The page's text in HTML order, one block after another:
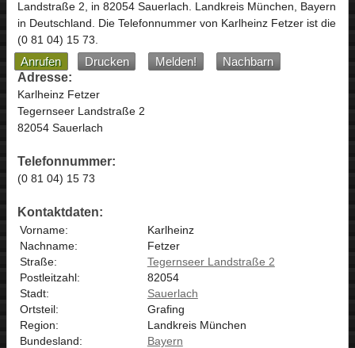
Landstraße 2, in 82054 Sauerlach. Landkreis München, Bayern
in Deutschland. Die Telefonnummer von Karlheinz Fetzer ist die
(0 81 04) 15 73.
Anrufen Drucken Melden!
Nachbarn
Adresse:
Karlheinz Fetzer
Tegernseer Landstraße 2
82054 Sauerlach
Telefonnummer:
(0 81 04) 15 73
Kontaktdaten:
Vorname:
Karlheinz
Nachname:
Fetzer
Straße:
Tegernseer Landstraße 2
Postleitzahl:
82054
Stadt:
Sauerlach
Ortsteil:
Grafing
Region:
Landkreis München
Bundesland:
Bayern